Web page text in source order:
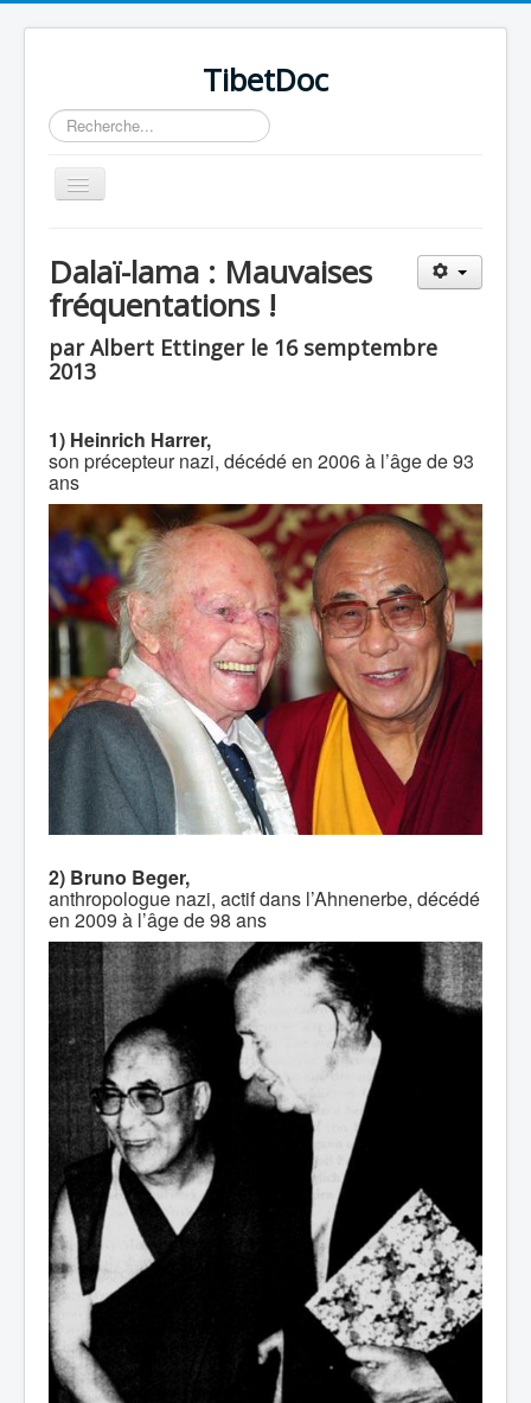
TibetDoc
Rechercher
Basculer
la
Dalaï-lama : Mauvaises
fréquentations !
par Albert Ettinger le 16 semptembre
2013
1) Heinrich Harrer,
son précepteur nazi, décédé en 2006 à l’âge de 93
ans
2) Bruno Beger,
anthropologue nazi, actif dans l’Ahnenerbe, décédé
en 2009 à l’âge de 98 ans